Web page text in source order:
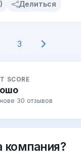
Делиться
3
SCORE
30 отзывов
компания?